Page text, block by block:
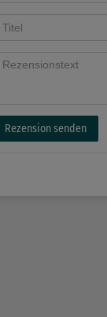
Rezension senden